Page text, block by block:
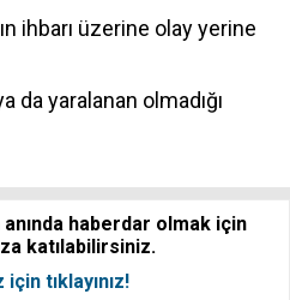
ihbarı üzerine olay yerine
da yaralanan olmadığı
haberdar olmak için
katılabilirsiniz.
tıklayınız!